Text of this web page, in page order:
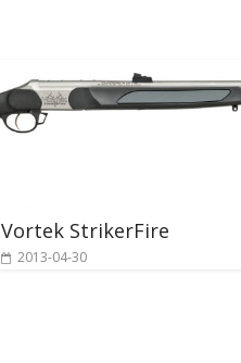
Vortek StrikerFire
2013-04-30